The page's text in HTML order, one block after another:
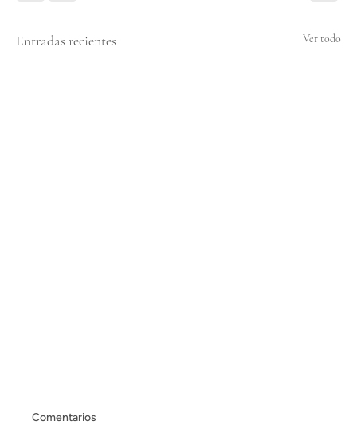
Entradas recientes Ver todo
Comentarios